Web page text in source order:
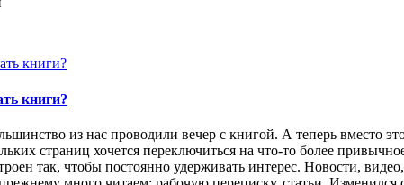
книги?
из нас проводили вечер с книгой. А теперь
страниц хочется переключиться на что-то более
так, чтобы постоянно удерживать интерес. Новости,